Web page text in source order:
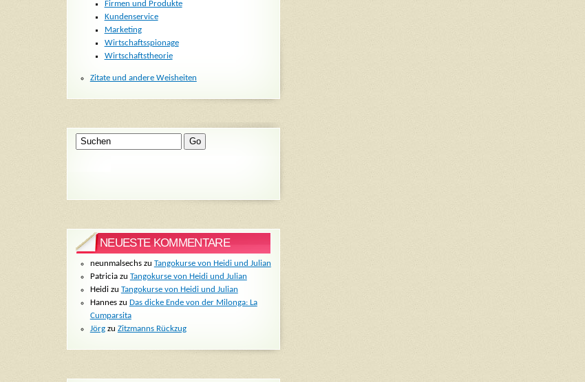
Firmen und Produkte
Kundenservice
Marketing
Wirtschaftsspionage
Wirtschaftstheorie
Zitate und andere Weisheiten
NEUESTE KOMMENTARE
neunmalsechszu Tangokurse von Heidi und Julian
Patriciazu Tangokurse von Heidi und Julian
Heidizu Tangokurse von Heidi und Julian
Hanneszu Das dicke Ende von der Milonga: La
Cumparsita
Jörgzu Zitzmanns Rückzug